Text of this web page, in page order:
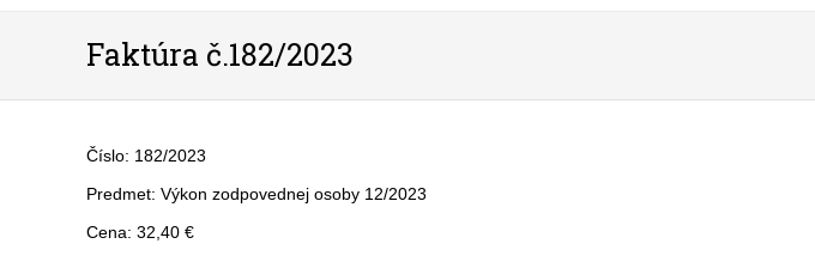
Faktúra č.182/2023
Číslo: 182/2023
Predmet: Výkon zodpovednej osoby 12/2023
Cena: 32,40 €